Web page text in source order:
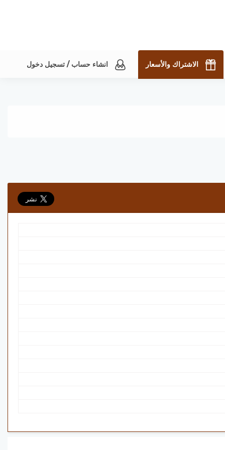
الاشتراك والأسعار انشاء حساب / تسجيل دخول